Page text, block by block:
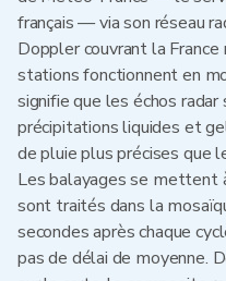
français — via son réseau
Doppler couvrant la
stations fonctionnent en
signifie que les échos
précipitations liquides et
de pluie plus précises que
Les balayages se
sont traités dans la
secondes après chaque
pas de délai de moyenne.